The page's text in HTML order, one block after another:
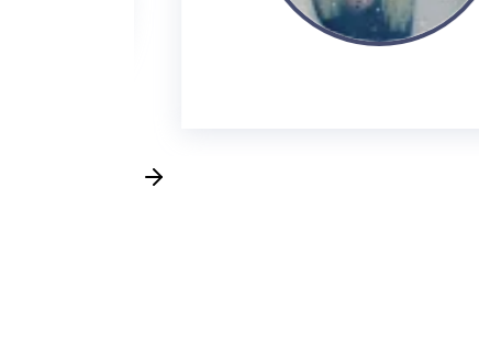
Slide 2 of 4.